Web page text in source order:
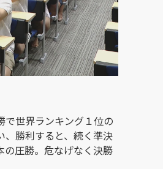
で世界ランキング１位の
、勝利すると、続く準決
の圧勝。危なげなく決勝